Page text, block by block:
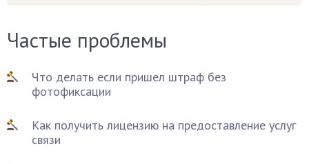
Частые проблемы
Что делать если пришел штраф без
фотофиксации
Как получить лицензию на предоставление услуг
связи